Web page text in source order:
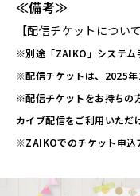
≪備考≫
【配信チケットについて
※別途「ZAIKO」システム
※配信チケットは、2025年
※配信チケットをお持ちの
カイブ配信をご利用いただ
※ZAIKOでのチケット申込